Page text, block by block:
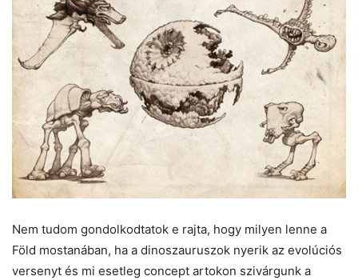
Nem tudom gondolkodtatok e rajta, hogy milyen lenne a
Föld mostanában, ha a dinoszauruszok nyerik az evolúciós
versenyt és mi esetleg concept artokon szivárgunk a